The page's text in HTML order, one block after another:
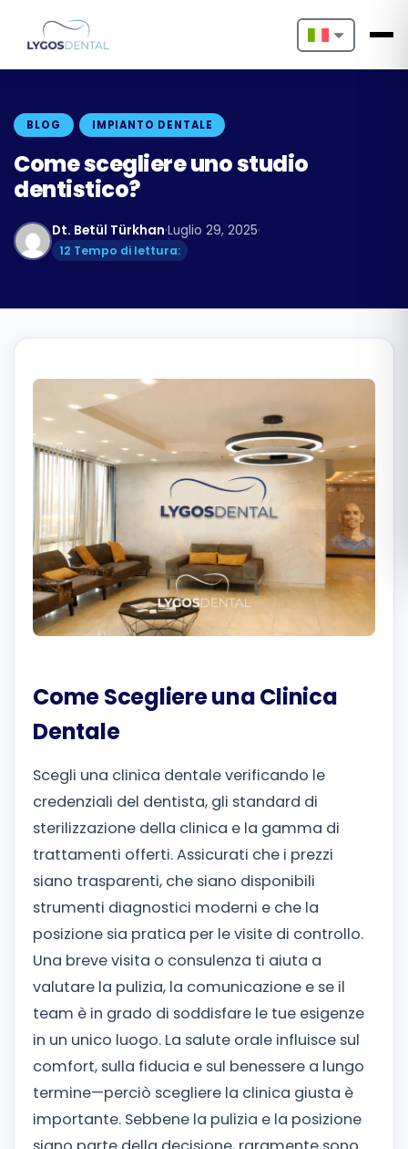
Nederlands
Română
Русский
BLOG IMPIANTO DENTALE
Come scegliere uno studio
dentistico?
Dt. Betül Türkhan·Luglio 29, 2025·
12 Tempo di lettura:
Come Scegliere una Clinica
Dentale
Scegli una clinica dentale verificando le
credenziali del dentista, gli standard di
sterilizzazione della clinica e la gamma di
trattamenti offerti. Assicurati che i prezzi
siano trasparenti, che siano disponibili
strumenti diagnostici moderni e che la
posizione sia pratica per le visite di controllo.
Una breve visita o consulenza ti aiuta a
valutare la pulizia, la comunicazione e se il
team è in grado di soddisfare le tue esigenze
in un unico luogo. La salute orale influisce sul
comfort, sulla fiducia e sul benessere a lungo
termine—perciò scegliere la clinica giusta è
importante. Sebbene la pulizia e la posizione